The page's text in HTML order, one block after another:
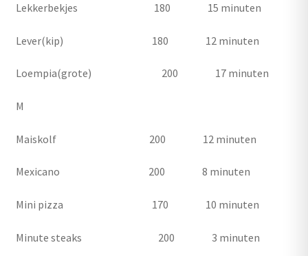
Lekkerbekjes 180 15 minuten
Lever(kip) 180 12 minuten
Loempia(grote) 200 17 minuten
M
Maiskolf 200 12 minuten
Mexicano 200 8 minuten
Mini pizza 170 10 minuten
Minute steaks 200 3 minuten